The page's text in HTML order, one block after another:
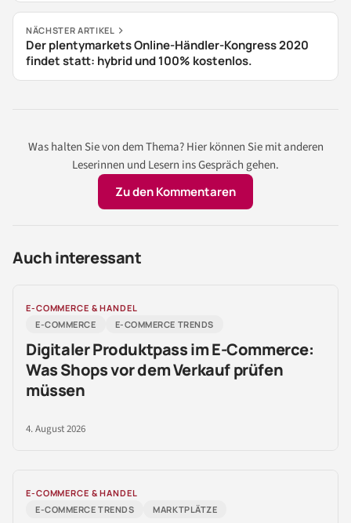
NÄCHSTER ARTIKEL
Der plentymarkets Online-Händler-Kongress 2020
findet statt: hybrid und 100% kostenlos.
Was halten Sie von dem Thema? Hier können Sie mit anderen
Leserinnen und Lesern ins Gespräch gehen.
Zu den Kommentaren
Auch interessant
E-COMMERCE & HANDEL
E-COMMERCE
E-COMMERCE TRENDS
Digitaler Produktpass im E-Commerce:
Was Shops vor dem Verkauf prüfen
müssen
4. August 2026
E-COMMERCE & HANDEL
E-COMMERCE TRENDS
MARKTPLÄTZE